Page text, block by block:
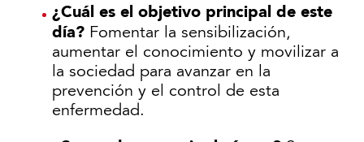
¿Cuál es el objetivo principal de este
día? Fomentar la sensibilización,
aumentar el conocimiento y movilizar a
la sociedad para avanzar en la
prevención y el control de esta
enfermedad.